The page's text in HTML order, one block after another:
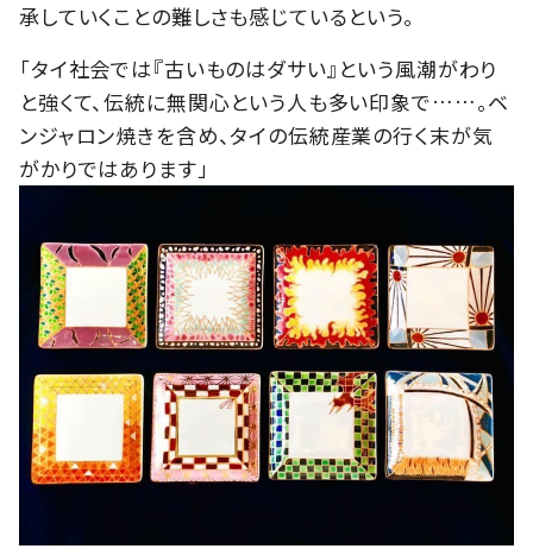
承していくことの難しさも感じているという。
「タイ社会では『古いものはダサい』という風潮がわり
と強くて、伝統に無関心という人も多い印象で……。ベ
ンジャロン焼きを含め、タイの伝統産業の行く末が気
がかりではあります」